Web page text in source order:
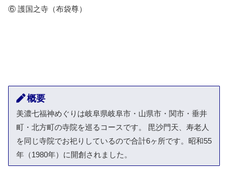
⑥ 護国之寺（布袋尊）
概要
美濃七福神めぐりは岐阜県岐阜市・山県市・関市・垂井
町・北方町の寺院を巡るコースです。 毘沙門天、寿老人
を同じ寺院でお祀りしているので合計6ヶ所です。昭和55
年（1980年）に開創されました。